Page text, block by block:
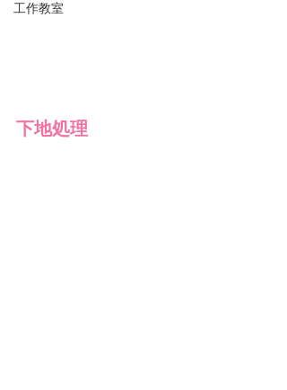
工作教室
下地処理